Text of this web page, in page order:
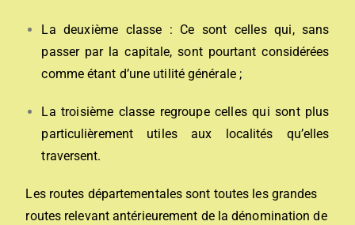
La deuxième classe : Ce sont celles qui, sans
passer par la capitale, sont pourtant considérées
comme étant d’une utilité générale ;
La troisième classe regroupe celles qui sont plus
particulièrement utiles aux localités qu’elles
traversent.
Les routes départementales sont toutes les grandes
routes relevant antérieurement de la dénomination de